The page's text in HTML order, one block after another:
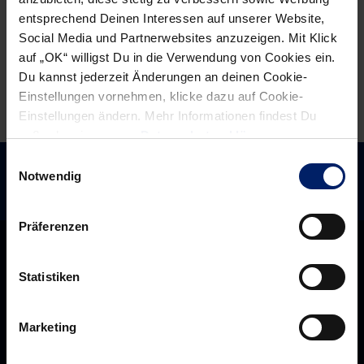
entsprechend Deinen Interessen auf unserer Website,
Social Media und Partnerwebsites anzuzeigen. Mit Klick
auf „OK“ willigst Du in die Verwendung von Cookies ein.
Du kannst jederzeit Änderungen an deinen Cookie-
Einstellungen vornehmen, klicke dazu auf Cookie-
Einstellungen ändern. Mehr Informationen findest Du
außerdem in unsererDatenschutzerklärung.
Notwendig
Präferenzen
Statistiken
Marketing
Z:
Patrick
Groetzki
Bjarte
Myrhol